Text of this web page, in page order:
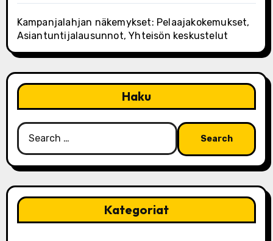
Kampanjalahjan näkemykset: Pelaajakokemukset,
Asiantuntijalausunnot, Yhteisön keskustelut
Haku
Search
for:
Kategoriat